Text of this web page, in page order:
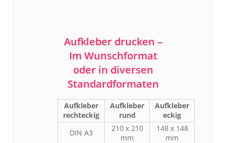
Aufkleber drucken –
Im Wunschformat
oder in diversen
Standardformaten
Aufkleber
rechteckig
Aufkleber
rund
Aufkleber
eckig
DIN A3
210 x 210
mm
148 x 148
mm